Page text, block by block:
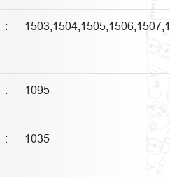
:
: 1095
: 1035